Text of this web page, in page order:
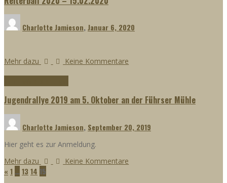
Charlotte Jamieson, Januar 6, 2020
Mehr dazu Keine Kommentare
Jugendrallye 2019 am 5. Oktober an der Führser Mühle
Charlotte Jamieson, September 20, 2019
Hier geht es zur Anmeldung.
Mehr dazu
Keine Kommentare
« 1 … 13 14 15